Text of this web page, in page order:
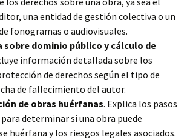
una entidad de gestión colectiva o un
fonogramas o audiovisuales.
sobre dominio público y cálculo de
información detallada sobre los
de derechos según el tipo de
de fallecimiento del autor.
de obras huérfanas. Explica los pasos
determinar si una obra puede
huérfana y los riesgos legales asociados.